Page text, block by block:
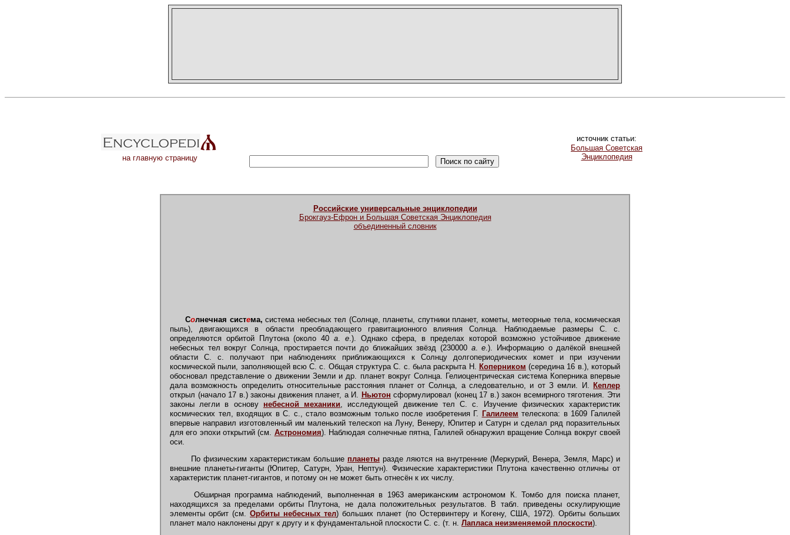
на главную страницу
источник статьи:
Большая Советская
Энциклопедия
Российские универсальные энциклопедии
Брокгауз-Ефрон и Большая Советская Энциклопедия
объединенный словник
Солнечная система, система небесных тел (Солнце, планеты, спутники планет, кометы, метеорные тела, космическая
пыль), двигающихся в области преобладающего гравитационного влияния Солнца. Наблюдаемые размеры С. с.
определяются орбитой Плутона (около 40 а. е.). Однако сфера, в пределах которой возможно устойчивое движение
небесных тел вокруг Солнца, простирается почти до ближайших звёзд (230000 а. е.).
Информацию о далёкой внешней
области С. с. получают при наблюдениях приближающихся к Солнцу долгопериодических комет и при изучении
космической пыли, заполняющей всю С. с. Общая структура С. с. была раскрыта Н. Коперником (середина 16 в.), который
обосновал представление о движении Земли и др. планет вокруг Солнца. Гелиоцентрическая система Коперника впервые
дала возможность определить относительные расстояния планет от Солнца, а следовательно, и от З емли. И. Кеплер
открыл (начало 17 в.) законы движения планет, а И. Ньютон сформулировал (конец 17 в.) закон всемирного тяготения. Эти
законы легли в основу небесной механики, исследующей движение тел С. с. Изучение физических характеристик
космических тел, входящих в С. с., стало возможным только после изобретения Г. Галилеем телескопа: в 1609 Галилей
впервые направил изготовленный им маленький телескоп на Луну, Венеру, Юпитер и Сатурн и сделал ряд поразительных
для его эпохи открытий (см. Астрономия). Наблюдая солнечные пятна, Галилей обнаружил вращение Солнца вокруг своей
оси.
По физическим характеристикам большие планеты разде ляются на внутренние (Меркурий, Венера, Земля, Марс) и
внешние планеты-гиганты (Юпитер, Сатурн, Уран, Нептун). Физические характеристики Плутона качественно отличны от
характеристик планет-гигантов, и потому он не может быть отнесён к их числу.
Обширная программа наблюдений, выполненная в 1963 американским астрономом К. Томбо для поиска планет,
находящихся за пределами орбиты Плутона, не дала положительных результатов. В табл. приведены оскулирующие
элементы орбит (см.Орбиты небесных тел) больших планет (по Остервинтеру и Когену, США, 1972). Орбиты больших
планет мало наклонены друг к другу и к фундаментальной плоскости С. с. (т. н. Лапласа неизменяемой плоскости).